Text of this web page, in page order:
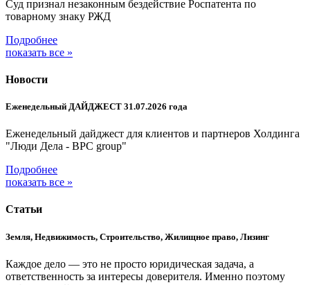
Суд признал незаконным бездействие Роспатента по
товарному знаку РЖД
Подробнее
показать все »
Новости
Еженедельный ДАЙДЖЕСТ 31.07.2026 года
Еженедельный дайджест для клиентов и партнеров Холдинга
"Люди Дела - BPC group"
Подробнее
показать все »
Статьи
Земля, Недвижимость, Строительство, Жилищное право, Лизинг
Каждое дело — это не просто юридическая задача, а
ответственность за интересы доверителя. Именно поэтому